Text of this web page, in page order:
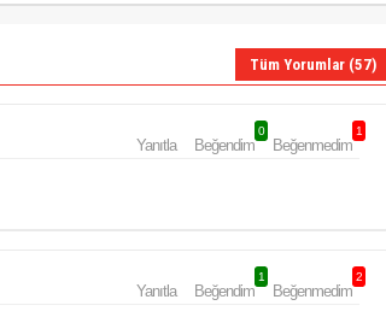
Tüm Yorumlar (57)
Yanıtla Beğendim
0
Beğenmedim
1
Yanıtla Beğendim
1
Beğenmedim
2